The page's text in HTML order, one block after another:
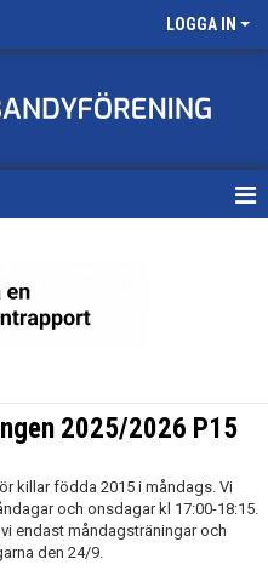
LOGGA IN
2025/2026 P15
killar födda 2015 i måndags. Vi
och onsdagar kl 17:00-18:15.
endast måndagsträningar och
den 24/9.